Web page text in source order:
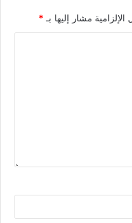
الإلزامية مشار إليها بـ *